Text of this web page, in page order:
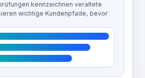
kennzeichnen veraltete
wichtige Kundenpfade, bevor